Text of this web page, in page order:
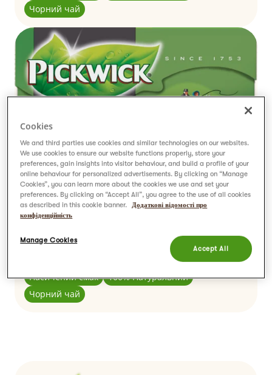
Чорний чай
Чорний чай
English
Класичний чорний чай для справжніх
Насичений смак
100% Натуральний
Чорний чай
Cookies
We and third parties use cookies and similar technologies on our websites.
We use cookies to ensure our website functions properly, store your
preferences, gain insights into visitor behaviour, and build a profile of your
online behaviour for personalized advertisements. By clicking on “Manage
Cookies”, you can learn more about the cookies we use and set your
preferences. By clicking on “Accept All”, you agree to the use of all cookies
as described in this cookie banner.
Додаткові відомості про
конфіденційність
Manage Cookies
Accept All